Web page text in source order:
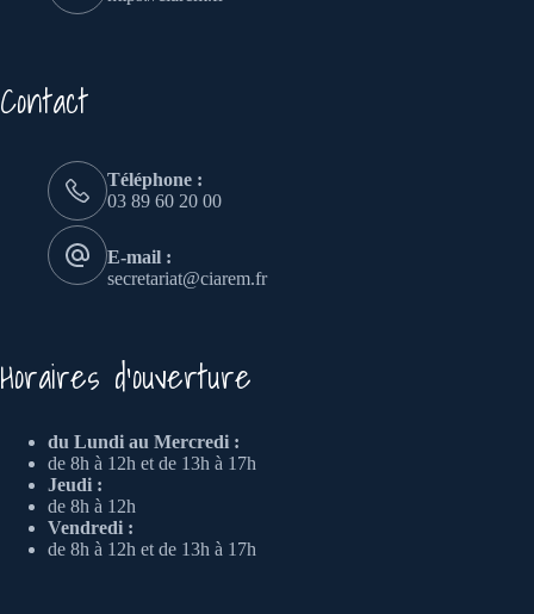
Contact
Téléphone :
03 89 60 20 00
E-mail :
secretariat@ciarem.fr
Horaires d'ouverture
du Lundi au Mercredi :
de 8h à 12h et de 13h à 17h
Jeudi :
de 8h à 12h
Vendredi :
de 8h à 12h et de 13h à 17h